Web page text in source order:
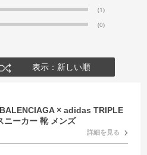
(1)
(0)
表示：新しい順
× adidas TRIPLE
ニーカー 靴 メンズ
詳細を見る